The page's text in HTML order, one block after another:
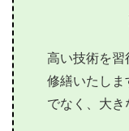
高い技術を
修繕いたし
でなく、大